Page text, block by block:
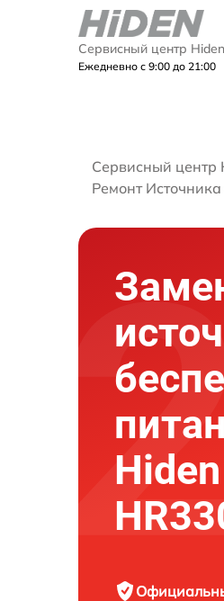
Сервисный центр Hiden
Ежедневно с 9:00 до 21:00
Сервисный центр
Ремонт